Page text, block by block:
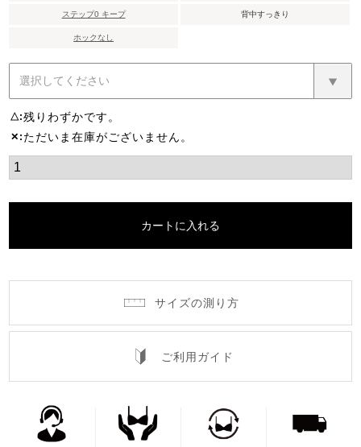
ステップ0 キープ 背中すっきり
ホックなし
△ 残りわずかです。
✕ ただいま在庫がございません。
カートに入れる
サイズの測り方
ご利用ガイド